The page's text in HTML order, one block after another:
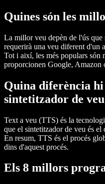
Quines són les
La millor veu depèn de l'ús
requerirà una veu diferent d'un
Tot i així, les més populars són
proporcionen Google, Amazon
Quina diferència
sintetitzador de
Text a veu (TTS) és la
que el sintetitzador de veu és el
En resum, TTS és el procés
dins d'aquest procés.
Els 8 millors